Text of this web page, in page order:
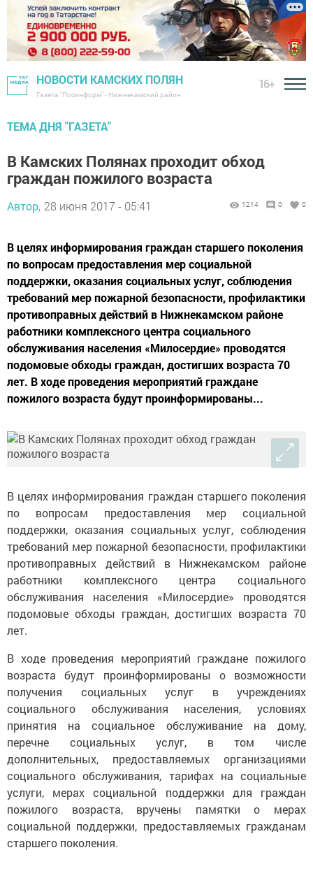
НОВОСТИ КАМСКИХ ПОЛЯН
Газета "Посинформ" - Нижнекамский район
16+
ТЕМА ДНЯ "ГАЗЕТА"
В Камских Полянах проходит обход
граждан пожилого возраста
Автор, 28 июня 2017 - 05:41 1214 0 0
В целях информирования граждан старшего поколения
по вопросам предоставления мер социальной
поддержки, оказания социальных услуг, соблюдения
требований мер пожарной безопасности, профилактики
противоправных действий в Нижнекамском районе
работники комплексного центра социального
обслуживания населения «Милосердие» проводятся
подомовые обходы граждан, достигших возраста 70
лет. В ходе проведения мероприятий граждане
пожилого возраста будут проинформированы...
В целях информирования граждан старшего поколения
по вопросам предоставления мер социальной
поддержки, оказания социальных услуг, соблюдения
требований мер пожарной безопасности, профилактики
противоправных действий в Нижнекамском районе
работники комплексного центра социального
обслуживания населения «Милосердие» проводятся
подомовые обходы граждан, достигших возраста 70
лет.
В ходе проведения мероприятий граждане пожилого
возраста будут проинформированы о возможности
получения социальных услуг в учреждениях
социального обслуживания населения, условиях
принятия на социальное обслуживание на дому,
перечне социальных услуг, в том числе
дополнительных, предоставляемых организациями
социального обслуживания, тарифах на социальные
услуги, мерах социальной поддержки для граждан
пожилого возраста, вручены памятки о мерах
социальной поддержки, предоставляемых гражданам
старшего поколения.